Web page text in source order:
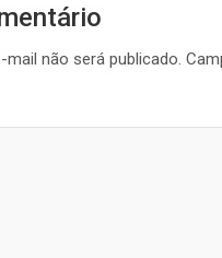
mail não será publicado.